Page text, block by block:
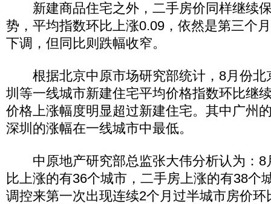
新建商品住宅之外，二手房价同样继续
势，平均指数环比上涨0.09，依然是第三个
下调，但同比则跌幅收窄。
根据北京中原市场研究部统计，8月份北
圳等一线城市新建住宅平均价格指数环比继
价格上涨幅度明显超过新建住宅。其中广州
深圳的涨幅在一线城市中最低。
中原地产研究部总监张大伟分析认为：8
比上涨的有36个城市，二手房上涨的有38个
调控来第一次出现连续2个月过半城市房价